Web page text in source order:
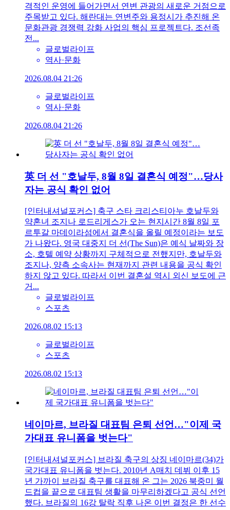
격적인 운영에 들어가면서 연변 관광의 새로운 거점으로
주목받고 있다. 해란대는 연변주와 용정시가 추진해 온
문화관광 경쟁력 강화 사업의 핵심 프로젝트다. 조선족
전...
글로벌라이프
역사·문화
2026.08.04 21:26
글로벌라이프
역사·문화
2026.08.04 21:26
英 더 선 "호날두, 8월 8일 결혼식 예정"…당사
자는 공식 확인 없어
[인터내셔널포커스] 축구 스타 크리스티아누 호날두와
약혼녀 조지나 로드리게스가 오는 현지시간 8월 8일 포
르투갈 마데이라섬에서 결혼식을 올릴 예정이라는 보도
가 나왔다. 영국 대중지 더 선(The Sun)은 예식 날짜와 장
소, 호텔 예약 상황까지 구체적으로 전했지만, 호날두와
조지나, 양측 소속사는 현재까지 관련 내용을 공식 확인
하지 않고 있다. 따라서 이번 결혼설 역시 외신 보도에 근
거...
글로벌라이프
스포츠
2026.08.02 15:13
글로벌라이프
스포츠
2026.08.02 15:13
네이마르, 브라질 대표팀 은퇴 선언…"이제 국
가대표 유니폼을 벗는다"
[인터내셔널포커스] 브라질 축구의 상징 네이마르(34)가
국가대표 유니폼을 벗는다. 2010년 A매치 데뷔 이후 15
년 가까이 브라질 축구를 대표해 온 그는 2026 북중미 월
드컵을 끝으로 대표팀 생활을 마무리하겠다고 공식 선언
했다. 브라질의 16강 탈락 직후 나온 이번 결정은 한 선수